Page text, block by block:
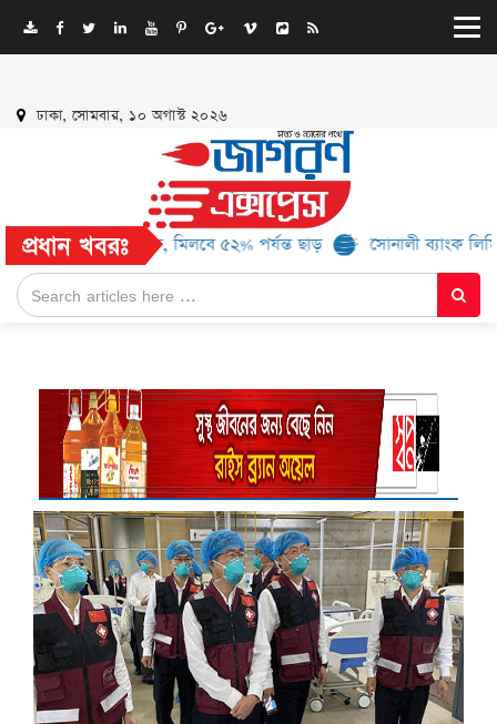
ঢাকা, সোমবার, ১০ অগাস্ট ২০২৬
প্রধান খবরঃ
আরও ১৬ ব্র্যান্ড, মিলবে ৫২% পর্যন্ত ছাড় সোনালী ব্যাংক লিমিটেড-